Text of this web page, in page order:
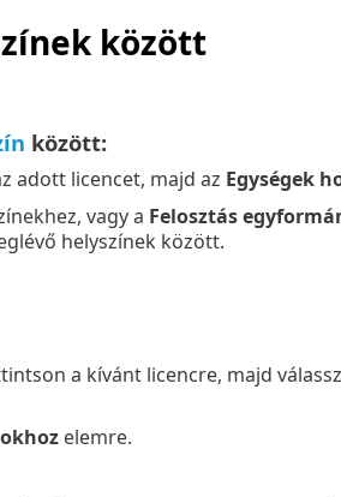
között
között:
adott licencet, majd az Egységek
vagy a Felosztás
helyszínek között.
a kívánt licencre, majd
elemre.